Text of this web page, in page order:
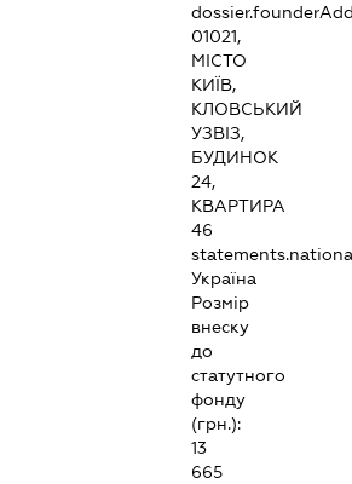
01021,
МІСТО
КИЇВ,
КЛОВСЬКИЙ
УЗВІЗ,
БУДИНОК
24,
КВАРТИРА
46
Україна
Розмір
внеску
до
статутного
фонду
(грн.):
13
665